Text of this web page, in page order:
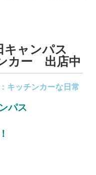
キャンパス
カー 出店中
キッチンカーな日常
パス